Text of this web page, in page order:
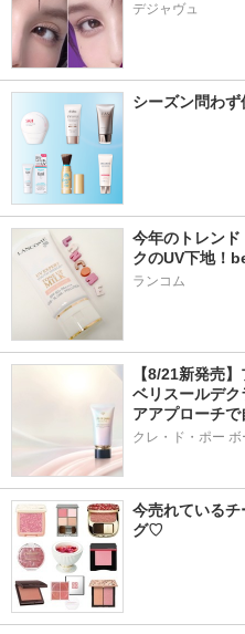
デジャヴュ
シーズン問わ
今年のトレン
クのUV下地！
ランコム
【8/21新発売
ベリスールデ
アアプローチ
クレ・ド・ポー ボ
今売れている
グ♡